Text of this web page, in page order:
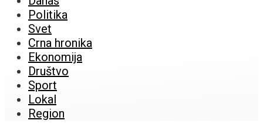
Politika
Svet
Crna hronika
Ekonomija
Društvo
Sport
Lokal
Region